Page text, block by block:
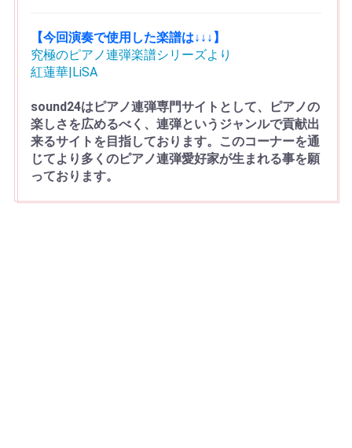
【今回演奏で使用した楽譜は↓↓↓】
究極のピアノ連弾楽譜シリーズより
紅蓮華|LiSA
sound24はピアノ連弾専門サイトとして、ピアノの
楽しさを広めるべく、連弾というジャンルで貢献出
来るサイトを目指しております。このコーナーを通
じてより多くのピアノ連弾愛好家が生まれる事を願
っております。